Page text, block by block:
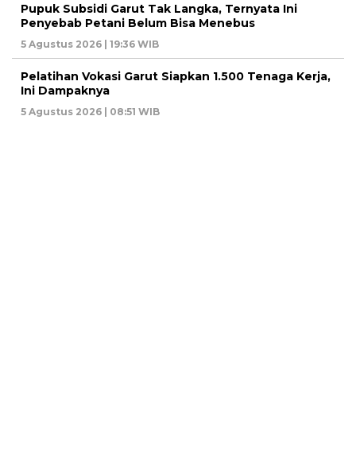
Pupuk Subsidi Garut Tak Langka, Ternyata Ini
Penyebab Petani Belum Bisa Menebus
5 Agustus 2026 | 19:36 WIB
Pelatihan Vokasi Garut Siapkan 1.500 Tenaga Kerja,
Ini Dampaknya
5 Agustus 2026 | 08:51 WIB